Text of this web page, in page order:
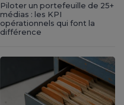
Piloter un portefeuille de 25+
médias : les KPI
opérationnels qui font la
différence